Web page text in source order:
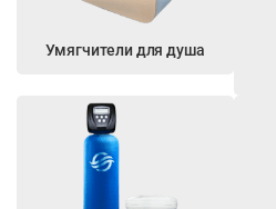
Умягчители для душа